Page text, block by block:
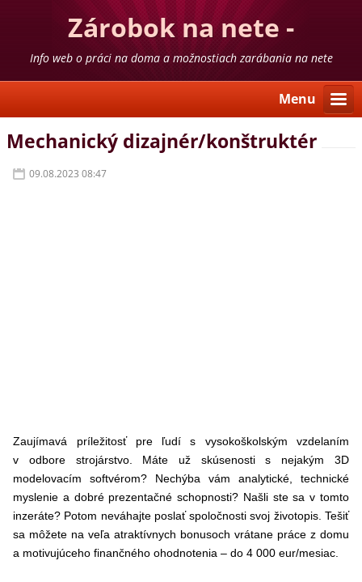
Zárobok na nete -
skúsenosti
Info web o práci na doma a možnostiach zarábania na nete
Menu
Mechanický dizajnér/konštruktér
09.08.2023 08:47
Zaujímavá príležitosť pre ľudí s vysokoškolským vzdelaním
v odbore strojárstvo. Máte už skúsenosti s nejakým 3D
modelovacím softvérom? Nechýba vám analytické, technické
myslenie a dobré prezentačné schopnosti? Našli ste sa v tomto
inzeráte? Potom neváhajte poslať spoločnosti svoj životopis. Tešiť
sa môžete na veľa atraktívnych bonusoch vrátane práce z domu
a motivujúceho finančného ohodnotenia – do 4 000 eur/mesiac.